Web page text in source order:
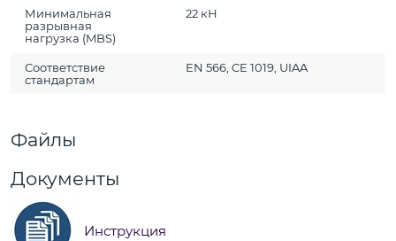
Минимальная
разрывная
нагрузка (MBS)
22 кН
Соответствие
стандартам
EN 566, CE 1019, UIAA
Файлы
Документы
Инструкция